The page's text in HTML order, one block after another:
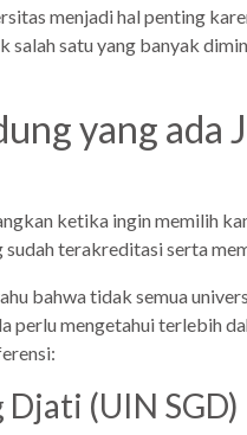
menjadi hal penting
salah satu yang banyak
yang ada
ketika ingin memilih
terakreditasi serta
bahwa tidak semua
perlu mengetahui terlebih
Djati (UIN SGD)